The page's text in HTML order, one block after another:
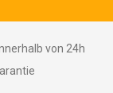
von 24h